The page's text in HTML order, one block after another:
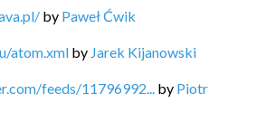
by Paweł Ćwik
atom.xml by Jarek Kijanowski
feeds/11796992... by Piotr